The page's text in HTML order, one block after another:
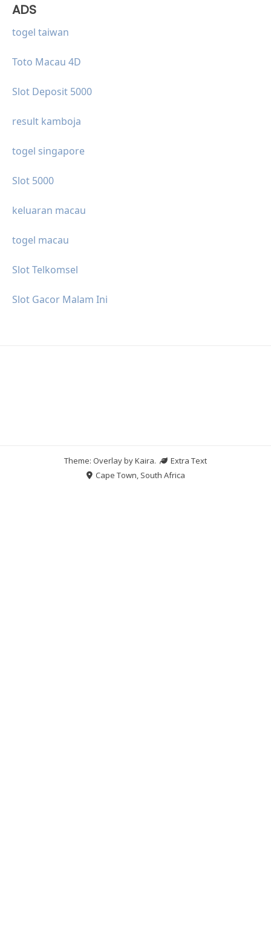
ADS
togel taiwan
Toto Macau 4D
Slot Deposit 5000
result kamboja
togel singapore
Slot 5000
keluaran macau
togel macau
Slot Telkomsel
Slot Gacor Malam Ini
Theme: Overlay byKaira.
Extra Text
Cape Town, South Africa